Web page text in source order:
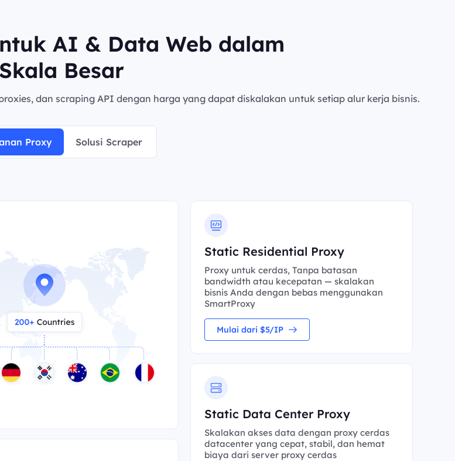
AI & Data Web dalam
Skala Besar
dan scraping API dengan harga yang dapat diskalakan untuk setiap alur kerja bisnis.
Proxy Solusi Scraper
Static Residential Proxy
Proxy untuk cerdas, Tanpa batasan
bandwidth atau kecepatan — skalakan
bisnis Anda dengan bebas menggunakan
SmartProxy
Mulai dari $5/IP
Static Data Center Proxy
Skalakan akses data dengan proxy cerdas
datacenter yang cepat, stabil, dan hemat
biaya dari server proxy cerdas